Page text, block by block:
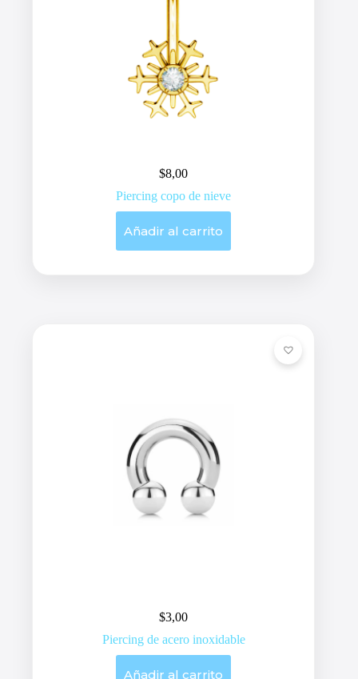
$8,00
Piercing copo de nieve
Añadir al carrito
$3,00
Piercing de acero inoxidable
Añadir al carrito